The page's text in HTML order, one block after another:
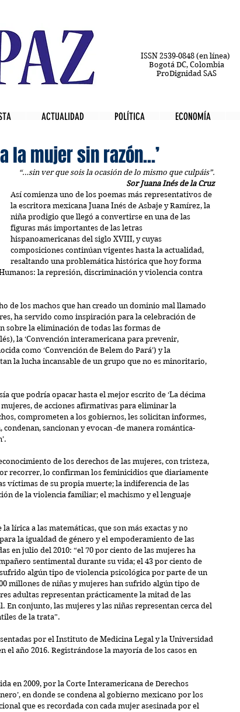
ISSN 2539-0848 (en línea)
Bogotá DC, Colombia
ProDignidad SAS
ACTUALIDAD POLÍTICA ECONOMÍA
la mujer sin razón...’
“…sin ver que sois la ocasión de lo mismo que culpáis”.
Sor Juana Inés de la Cruz
Así comienza uno de los poemas más representativos de
la escritora mexicana Juana Inés de Asbaje y Ramírez, la
niña prodigio que llegó a convertirse en una de las
figuras más importantes de las letras
hispanoamericanas del siglo XVIII, y cuyas
composiciones continúan vigentes hasta la actualidad,
resaltando una problemática histórica que hoy forma
la represión, discriminación y violencia contra
de los machos que han creado un dominio mal llamado
ha servido como inspiración para la celebración de
sobre la eliminación de todas las formas de
la ‘Convención interamericana para prevenir,
como ‘Convención de Belem do Pará’) y la
la lucha incansable de un grupo que no es minoritario,
que podría opacar hasta el mejor escrito de ‘La décima
de acciones afirmativas para eliminar la
comprometen a los gobiernos, les solicitan informes,
sancionan y evocan -de manera romántica-
de los derechos de las mujeres, con tristeza,
recorrer, lo confirman los feminicidios que diariamente
víctimas de su propia muerte; la indiferencia de las
de la violencia familiar; el machismo y el lenguaje
lírica a las matemáticas, que son más exactas y no
la igualdad de género y el empoderamiento de las
en julio del 2010: “el 70 por ciento de las mujeres ha
sentimental durante su vida; el 43 por ciento de
algún tipo de violencia psicológica por parte de un
millones de niñas y mujeres han sufrido algún tipo de
adultas representan prácticamente la mitad de las
conjunto, las mujeres y las niñas representan cerca del
de la trata”.
por el Instituto de Medicina Legal y la Universidad
el año 2016. Registrándose la mayoría de los casos en
en 2009, por la Corte Interamericana de Derechos
en donde se condena al gobierno mexicano por los
que es recordada con cada mujer asesinada por el